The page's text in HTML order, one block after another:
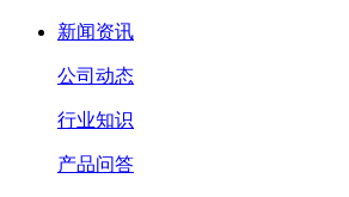
新闻资讯
公司动态
行业知识
产品问答